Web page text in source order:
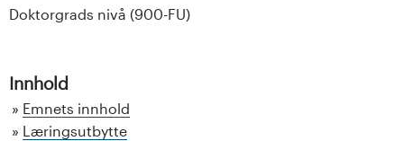
Doktorgrads nivå (900-FU)
Innhold
Emnets innhold
Læringsutbytte